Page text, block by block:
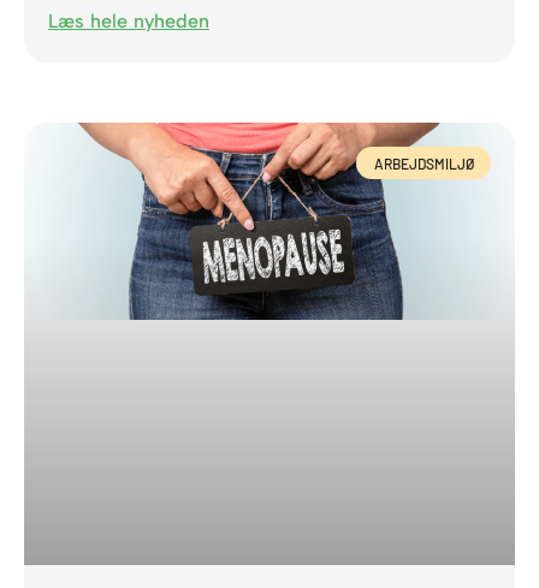
Læs hele nyheden
ARBEJDSMILJØ